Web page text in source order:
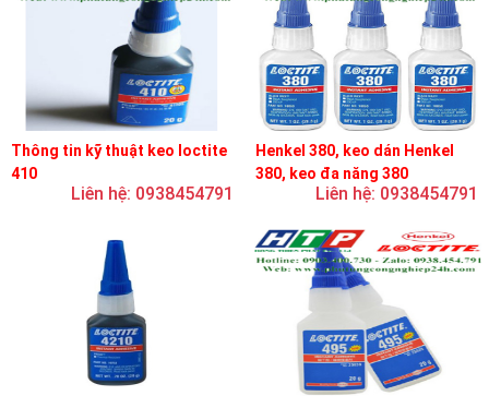
Thông tin kỹ thuật keo loctite
410
Liên hệ: 0938454791
Henkel 380, keo dán Henkel
380, keo đa năng 380
Liên hệ: 0938454791